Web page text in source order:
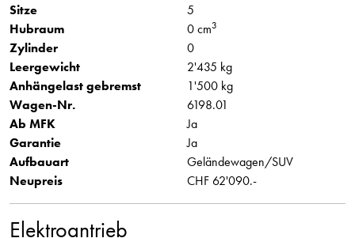
Sitze
5
Hubraum
0 cm3
Zylinder
0
Leergewicht
2'435 kg
Anhängelast gebremst
1'500 kg
Wagen-Nr.
6198.01
Ab MFK
Ja
Garantie
Ja
Aufbauart
Geländewagen/SUV
Neupreis
CHF 62'090.-
Elektroantrieb